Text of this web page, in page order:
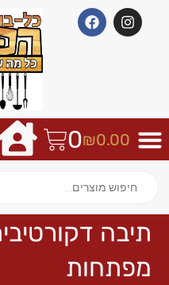
₪0.00
0
תיבה
מפתחות